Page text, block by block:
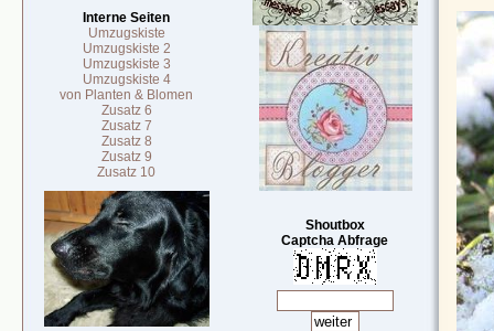
Interne Seiten
Umzugskiste
Umzugskiste 2
Umzugskiste 3
Umzugskiste 4
von Planten & Blomen
Zusatz 6
Zusatz 7
Zusatz 8
Zusatz 9
Zusatz 10
Shoutbox
Captcha Abfrage